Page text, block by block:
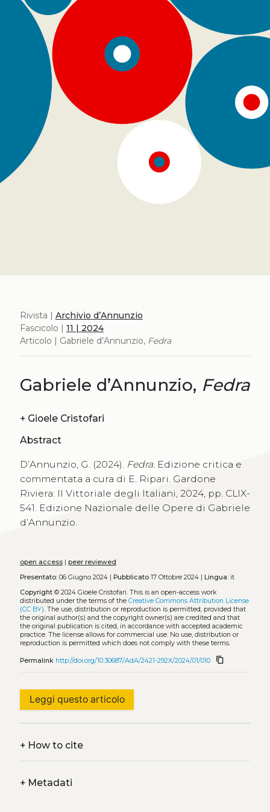
Rivista | Archivio d’Annunzio
Fascicolo | 11 | 2024
Articolo | Gabriele d’Annunzio, Fedra
Gabriele d’Annunzio, Fedra
+ Gioele Cristofari
Abstract
D’Annunzio, G. (2024). Fedra. Edizione critica e
commentata a cura di E. Ripari. Gardone
Riviera: Il Vittoriale degli Italiani, 2024, pp. CLIX-
541. Edizione Nazionale delle Opere di Gabriele
d’Annunzio.
open access| peer reviewed
Presentato:06 Giugno 2024 | Pubblicato17 Ottobre 2024 | Lingua:it
Copyright© 2024 Gioele Cristofari. This is an open-access work
distributed under the terms of the Creative Commons Attribution License
(CC BY). The use, distribution or reproduction is permitted, provided that
the original author(s) and the copyright owner(s) are credited and that
the original publication is cited, in accordance with accepted academic
practice. The license allows for commercial use. No use, distribution or
reproduction is permitted which does not comply with these terms.
Permalink http://doi.org/10.30687/AdA/2421-292X/2024/01/010 content_copy
Leggi questo articolo
+How to cite
+Metadati